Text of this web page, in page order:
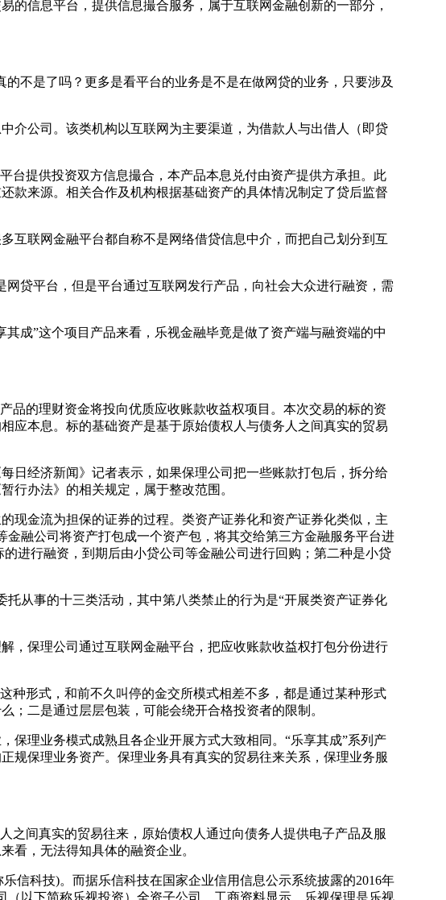
信息平台，提供信息撮合服务，属于互联网金融创新的一部分，
不是了吗？更多是看平台的业务是不是在做网贷的业务，只要涉及
公司。该类机构以互联网为主要渠道，为借款人与出借人（即贷
提供投资双方信息撮合，本产品本息兑付由资产提供方承担。此
款来源。相关合作及机构根据基础资产的具体情况制定了贷后监督
联网金融平台都自称不是网络借贷信息中介，而把自己划分到互
贷平台，但是平台通过互联网发行产品，向社会大众进行融资，需
成”这个项目产品来看，乐视金融毕竟是做了资产端与融资端的中
的理财资金将投向优质应收账款收益权项目。本次交易的标的资
应本息。标的基础资产是基于原始债权人与债务人之间真实的贸易
经济新闻》记者表示，如果保理公司把一些账款打包后，拆分给
行办法》的相关规定，属于整改范围。
金流为担保的证券的过程。类资产证券化和资产证券化类似，主
融公司将资产打包成一个资产包，将其交给第三方金融服务平台进
进行融资，到期后由小贷公司等金融公司进行回购；第二种是小贷
从事的十三类活动，其中第八类禁止的行为是“开展类资产证券化
保理公司通过互联网金融平台，把应收账款收益权打包分份进行
形式，和前不久叫停的金交所模式相差不多，都是通过某种形式
；二是通过层层包装，可能会绕开合格投资者的限制。
保理业务模式成熟且各企业开展方式大致相同。“乐享其成”系列产
规保理业务资产。保理业务具有真实的贸易往来关系，保理业务服
间真实的贸易往来，原始债权人通过向债务人提供电子产品及服
看，无法得知具体的融资企业。
科技)。而据乐信科技在国家企业信用信息公示系统披露的2016年
以下简称乐视投资）全资子公司。工商资料显示，乐视保理是乐视